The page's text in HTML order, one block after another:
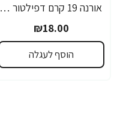
אורנה 19 קרם דפילטור לעור רגיש 80 גרם
₪18.00
הוסף לעגלה